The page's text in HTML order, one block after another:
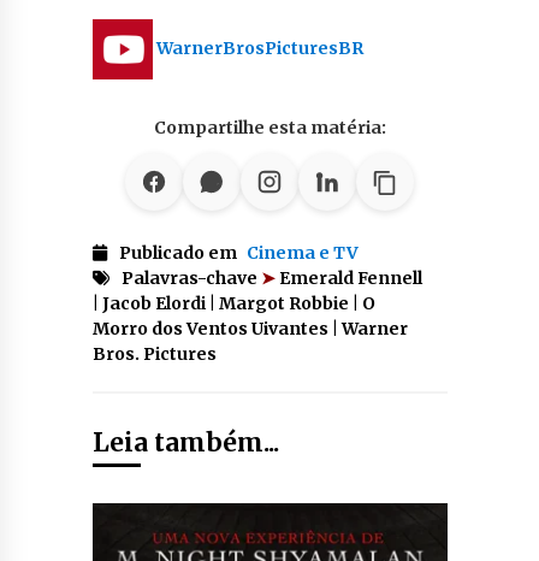
WarnerBrosPicturesBR
Compartilhe esta matéria:
Publicado em Cinema e TV
Palavras-chave ➤Emerald Fennell
| Jacob Elordi | Margot Robbie | O
Morro dos Ventos Uivantes | Warner
Bros. Pictures
Leia também...